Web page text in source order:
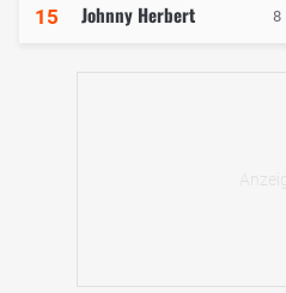
15 Johnny Herbert 8